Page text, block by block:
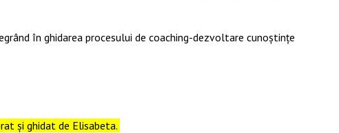
în ghidarea procesului de coaching-dezvoltare cunoștințe
și ghidat de Elisabeta.